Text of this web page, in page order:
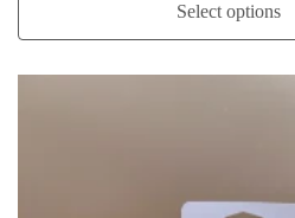
Select options